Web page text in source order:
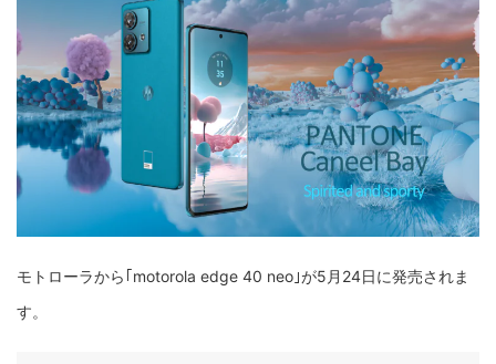
モトローラから｢motorola edge 40 neo｣が5月24日に発売されま
す。